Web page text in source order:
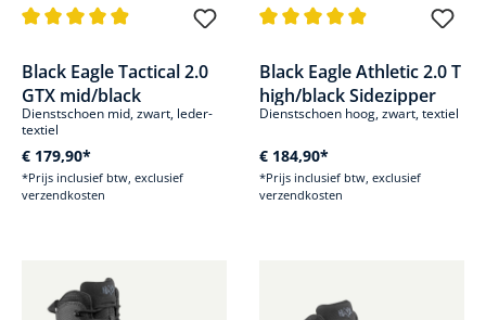
Black Eagle Tactical 2.0
GTX mid/black
Dienstschoen mid, zwart, leder-
textiel
€ 179,90*
*Prijs inclusief btw, exclusief
verzendkosten
Black Eagle Athletic 2.0 T
high/black Sidezipper
Dienstschoen hoog, zwart, textiel
€ 184,90*
*Prijs inclusief btw, exclusief
verzendkosten